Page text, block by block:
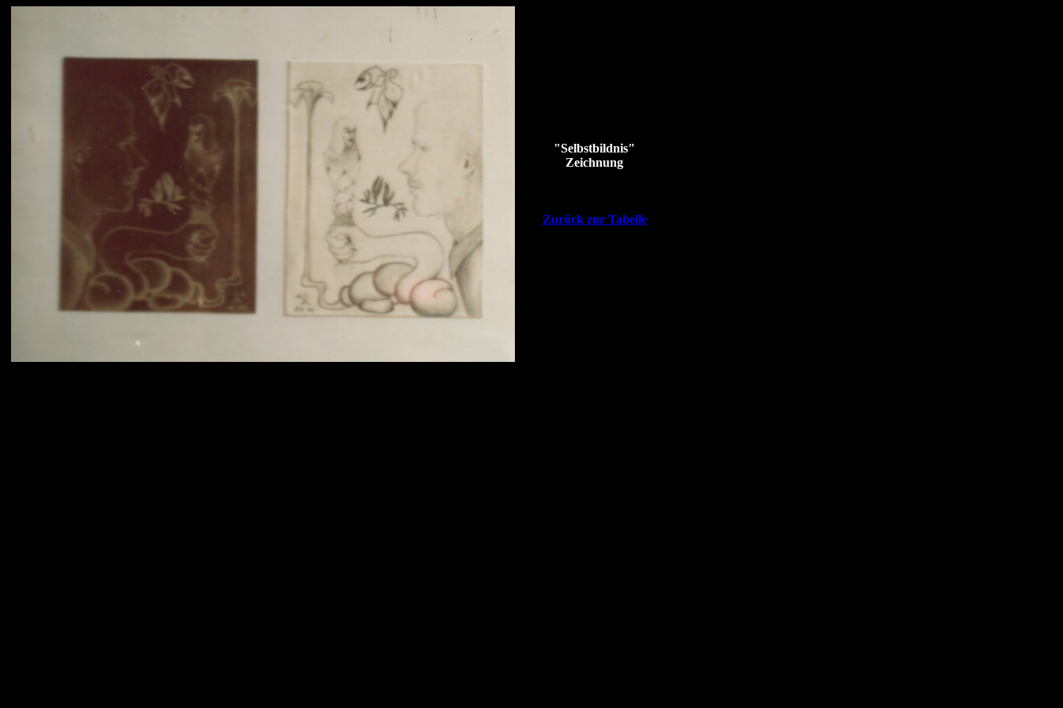
"Selbstbildnis"
Zeichnung
Zurück zur Tabelle